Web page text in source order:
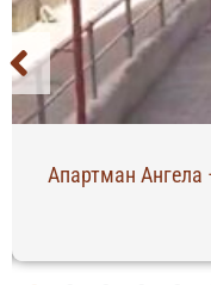
Апартман